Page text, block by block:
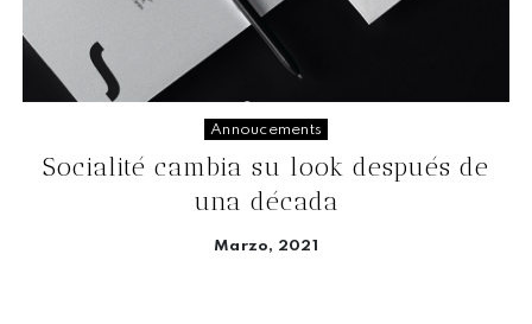
Annoucements
Socialité cambia su look después de
una década
Marzo, 2021